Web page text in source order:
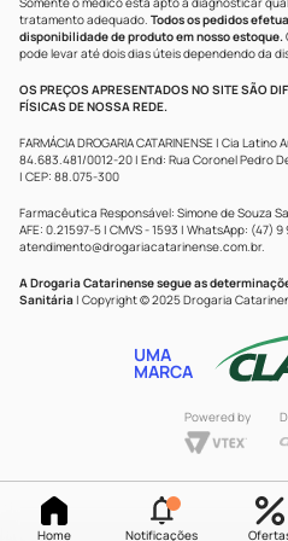
Home Notificações
tratamento adequado. Todos os pedidos
disponibilidade de produto em nosso estoque.
pode levar até dois dias úteis dependendo da
OS PREÇOS APRESENTADOS NO SITE SÃO
FÍSICAS DE NOSSA REDE.
FARMÁCIA DROGARIA CATARINENSE | Cia
84.683.481/0012-20 | End: Rua Coronel Pedro
| CEP: 88.075-300
Farmacêutica Responsável: Simone de Souza
AFE: 0.21597-5 | CMVS - 1593 | WhatsApp: (47)
atendimento@drogariacatarinense.com.br.
A Drogaria Catarinense segue as
Sanitária | Copyright © 2025 Drogaria
UMA
MARCA
Powered by